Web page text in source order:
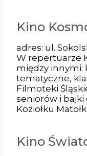
Kino
adres: ul.
W repertuarze
między innymi:
tematyczne,
Filmoteki
seniorów i bajki
Koziołku
Kino